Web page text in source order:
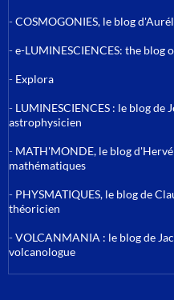
-COSMOGONIES, le blog
-e-LUMINESCIENCES: the blog
- Explora
- LUMINESCIENCES : le blog de
astrophysicien
- MATH'MONDE, le blog
mathématiques
- PHYSMATIQUES, le blog de
théoricien
-VOLCANMANIA : le blog de
volcanologue